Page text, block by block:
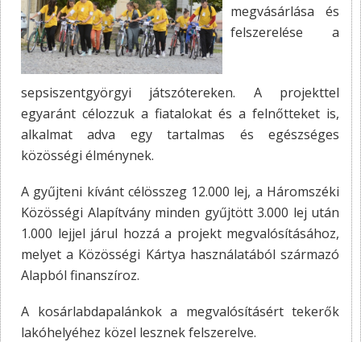
megvásárlása és
felszerelése a
sepsiszentgyörgyi játszótereken. A projekttel
egyaránt célozzuk a fiatalokat és a felnőtteket is,
alkalmat adva egy tartalmas és egészséges
közösségi élménynek.
A gyűjteni kívánt célösszeg 12.000 lej, a Háromszéki
Közösségi Alapítvány minden gyűjtött 3.000 lej után
1.000 lejjel járul hozzá a projekt megvalósításához,
melyet a Közösségi Kártya használatából származó
Alapból finanszíroz.
A kosárlabdapalánkok a megvalósításért tekerők
lakóhelyéhez közel lesznek felszerelve.